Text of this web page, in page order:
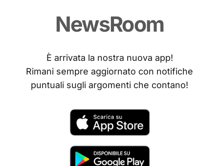
NewsRoom
È arrivata la nostra nuova app!
Rimani sempre aggiornato con notifiche
puntuali sugli argomenti che contano!